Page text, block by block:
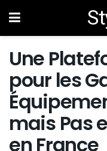
Une
pour les
mais Pas
en France